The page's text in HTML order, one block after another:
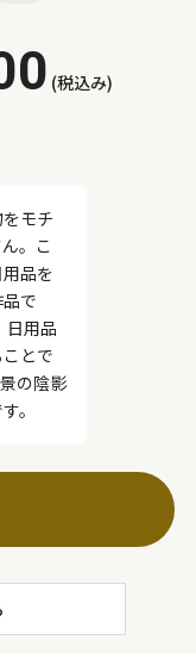
(税込み)
モチ
。こ
品を
で
日用品
とで
の陰影
。